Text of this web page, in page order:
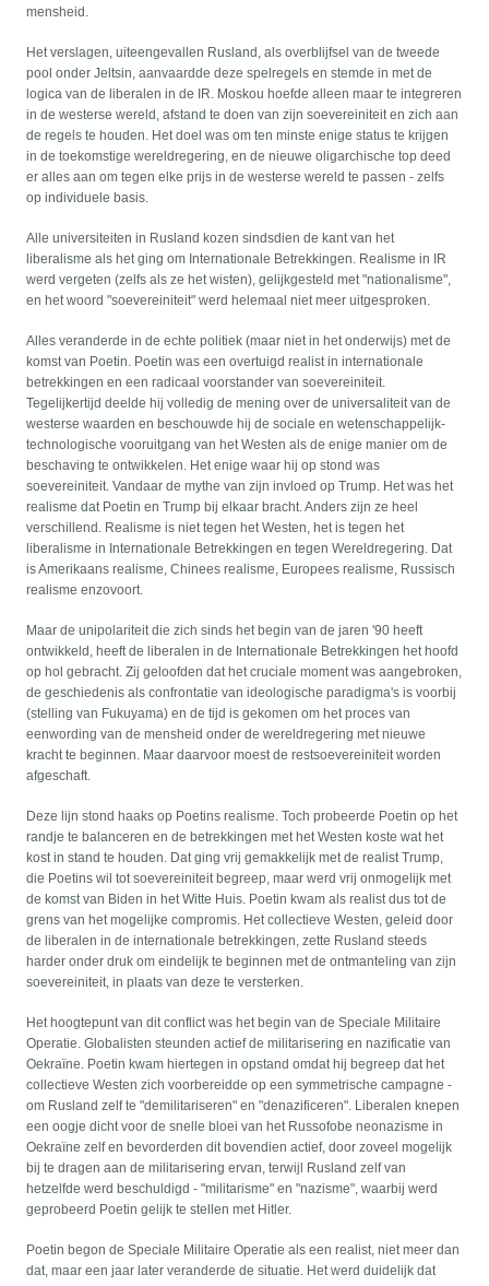
mensheid.
Het verslagen, uiteengevallen Rusland, als overblijfsel van de tweede
pool onder Jeltsin, aanvaardde deze spelregels en stemde in met de
logica van de liberalen in de IR. Moskou hoefde alleen maar te integreren
in de westerse wereld, afstand te doen van zijn soevereiniteit en zich aan
de regels te houden. Het doel was om ten minste enige status te krijgen
in de toekomstige wereldregering, en de nieuwe oligarchische top deed
er alles aan om tegen elke prijs in de westerse wereld te passen - zelfs
op individuele basis.
Alle universiteiten in Rusland kozen sindsdien de kant van het
liberalisme als het ging om Internationale Betrekkingen. Realisme in IR
werd vergeten (zelfs als ze het wisten), gelijkgesteld met "nationalisme",
en het woord "soevereiniteit" werd helemaal niet meer uitgesproken.
Alles veranderde in de echte politiek (maar niet in het onderwijs) met de
komst van Poetin. Poetin was een overtuigd realist in internationale
betrekkingen en een radicaal voorstander van soevereiniteit.
Tegelijkertijd deelde hij volledig de mening over de universaliteit van de
westerse waarden en beschouwde hij de sociale en wetenschappelijk-
technologische vooruitgang van het Westen als de enige manier om de
beschaving te ontwikkelen. Het enige waar hij op stond was
soevereiniteit. Vandaar de mythe van zijn invloed op Trump. Het was het
realisme dat Poetin en Trump bij elkaar bracht. Anders zijn ze heel
verschillend. Realisme is niet tegen het Westen, het is tegen het
liberalisme in Internationale Betrekkingen en tegen Wereldregering. Dat
is Amerikaans realisme, Chinees realisme, Europees realisme, Russisch
realisme enzovoort.
Maar de unipolariteit die zich sinds het begin van de jaren '90 heeft
ontwikkeld, heeft de liberalen in de Internationale Betrekkingen het hoofd
op hol gebracht. Zij geloofden dat het cruciale moment was aangebroken,
de geschiedenis als confrontatie van ideologische paradigma's is voorbij
(stelling van Fukuyama) en de tijd is gekomen om het proces van
eenwording van de mensheid onder de wereldregering met nieuwe
kracht te beginnen. Maar daarvoor moest de restsoevereiniteit worden
afgeschaft.
Deze lijn stond haaks op Poetins realisme. Toch probeerde Poetin op het
randje te balanceren en de betrekkingen met het Westen koste wat het
kost in stand te houden. Dat ging vrij gemakkelijk met de realist Trump,
die Poetins wil tot soevereiniteit begreep, maar werd vrij onmogelijk met
de komst van Biden in het Witte Huis. Poetin kwam als realist dus tot de
grens van het mogelijke compromis. Het collectieve Westen, geleid door
de liberalen in de internationale betrekkingen, zette Rusland steeds
harder onder druk om eindelijk te beginnen met de ontmanteling van zijn
soevereiniteit, in plaats van deze te versterken.
Het hoogtepunt van dit conflict was het begin van de Speciale Militaire
Operatie. Globalisten steunden actief de militarisering en nazificatie van
Oekraïne. Poetin kwam hiertegen in opstand omdat hij begreep dat het
collectieve Westen zich voorbereidde op een symmetrische campagne -
om Rusland zelf te "demilitariseren" en "denazificeren". Liberalen knepen
een oogje dicht voor de snelle bloei van het Russofobe neonazisme in
Oekraïne zelf en bevorderden dit bovendien actief, door zoveel mogelijk
bij te dragen aan de militarisering ervan, terwijl Rusland zelf van
hetzelfde werd beschuldigd - "militarisme" en "nazisme", waarbij werd
geprobeerd Poetin gelijk te stellen met Hitler.
Poetin begon de Speciale Militaire Operatie als een realist, niet meer dan
dat, maar een jaar later veranderde de situatie. Het werd duidelijk dat